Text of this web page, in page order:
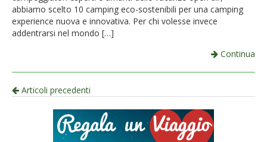
abbiamo scelto 10 camping eco-sostenibili per una camping
experience nuova e innovativa. Per chi volesse invece
addentrarsi nel mondo […]
Continua
Navigazione
articolo
Articoli precedenti